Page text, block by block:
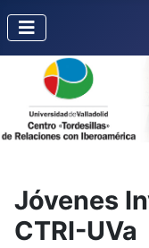
Jóvenes
CTRI-UVa